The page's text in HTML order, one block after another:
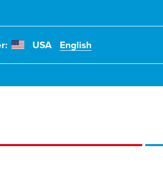
USA English